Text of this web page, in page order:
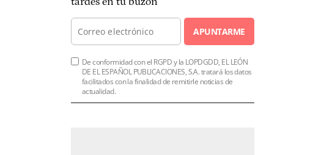
APUNTARME
De conformidad con el RGPD y la LOPDGDD, EL LEÓN
DE EL ESPAÑOL PUBLICACIONES, S.A. tratará los datos
facilitados con la finalidad de remitirle noticias de
actualidad.